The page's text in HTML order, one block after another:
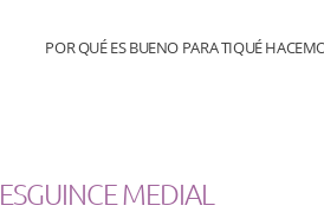
POR QUÉ ES BUENO PARA TIQUÉ
ESGUINCE MEDIAL